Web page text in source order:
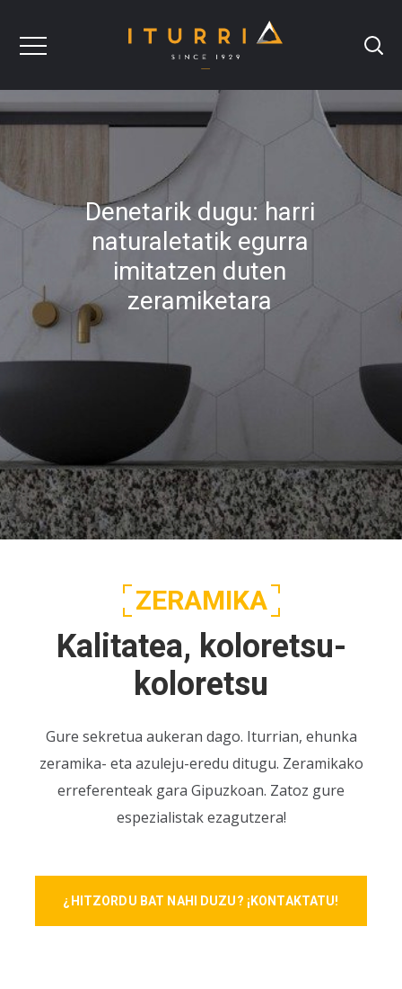
Denetarik dugu: harri
naturaletatik egurra
imitatzen duten
zeramiketara
ZERAMIKA
Kalitatea, koloretsu-
koloretsu
Gure sekretua aukeran dago. Iturrian, ehunka
zeramika- eta azuleju-eredu ditugu. Zeramikako
erreferenteak gara Gipuzkoan. Zatoz gure
espezialistak ezagutzera!
¿HITZORDU BAT NAHI DUZU? ¡KONTAKTATU!